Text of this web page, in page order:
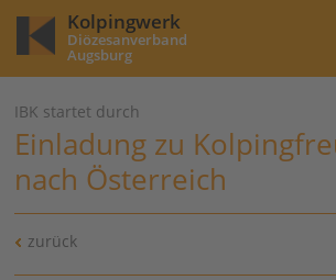
Kolpingwerk
Diözesanverband
Augsburg
IBK startet durch
Einladung zu
nach Österreich
zurück